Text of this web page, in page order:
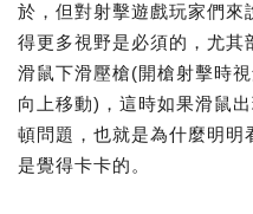
於，但對射擊遊戲玩家們來
得更多視野是必須的，尤其
滑鼠下滑壓槍(開槍射擊時
向上移動)，這時如果滑鼠
頓問題，也就是為什麼明明
是覺得卡卡的。